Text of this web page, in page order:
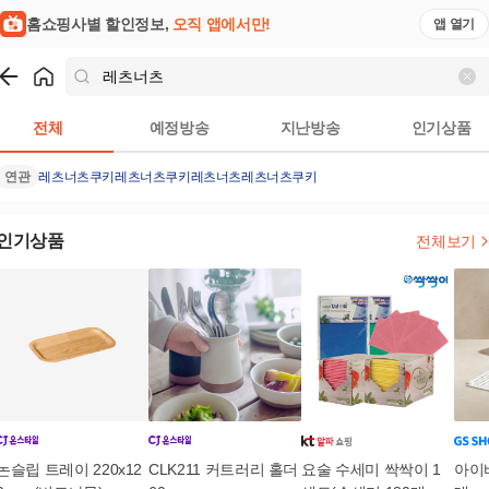
홈쇼핑사별 할인정보, 오직 앱에서만! 앱 열기
전체 예정방송 지난방송 인기상품
연관 레츠너츠쿠키레츠너츠쿠키 레츠너츠레츠너츠쿠키
기상품 전체보기
슬립 트레이 220x12 CLK211 커트러리 홀더 요술 수세미 싹싹이 1
아이